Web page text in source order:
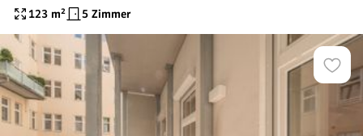
FRISCH ADAPTIERE WOHNUNG, WG-
tauglich+
123 m² 5 Zimmer